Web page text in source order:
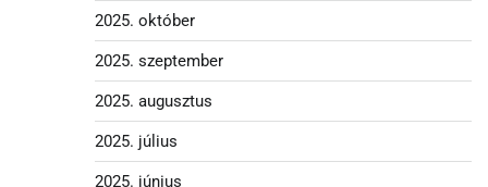
2025. október
2025. szeptember
2025. augusztus
2025. július
2025. június